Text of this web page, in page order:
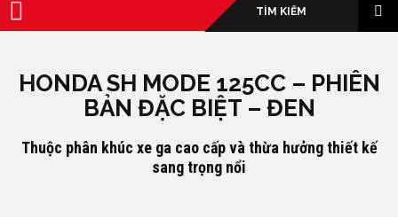
HONDA SH MODE 125CC – PHIÊN
BẢN ĐẶC BIỆT – ĐEN
Thuộc phân khúc xe ga cao cấp và thừa hưởng thiết kế
sang trọng nổi